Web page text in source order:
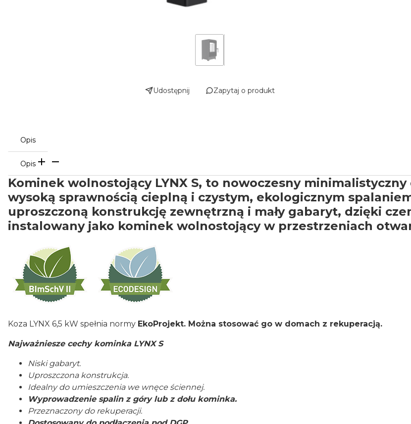
Udostępnij Zapytaj o produkt
Opis
Opis
Kominek wolnostojący LYNX S, to nowoczesny
wysoką sprawnością cieplną i czystym, ekologicznym
uproszczoną konstrukcję zewnętrzną i mały gabaryt, dzięki
instalowany jako kominek wolnostojący w przestrzeniach
Koza LYNX 6,5 kW spełnia normy EkoProjekt. Można stosować go w domach z rekuperacją.
Najważniesze cechy kominka LYNX S
Niski gabaryt.
Uproszczona konstrukcja.
Idealny do umieszczenia we wnęce ściennej.
Wyprowadzenie spalin z góry lub z dołu kominka.
Przeznaczony do rekuperacji.